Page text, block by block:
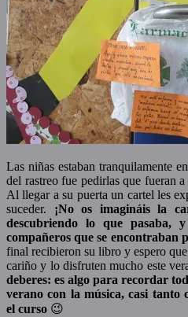
Las niñas estaban tranquilamente
del rastreo fue pedirlas que fueran
Al llegar a su puerta un cartel les
suceder. ¡No os imagináis la
descubriendo lo que pasaba,
compañeros que se encontraban
final recibieron su libro y espero
cariño y lo disfruten mucho este
deberes: es algo para recordar
verano con la música, casi tanto
el curso 😉